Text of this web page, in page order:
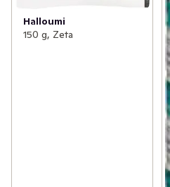
Halloumi
150 g, Zeta